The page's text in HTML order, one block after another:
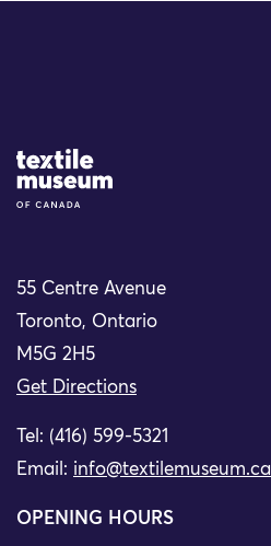
Site Logo
55 Centre Avenue
Toronto, Ontario
M5G 2H5
Get Directions
Tel: (416) 599-5321
Email: info@textilemuseum.ca
OPENING HOURS